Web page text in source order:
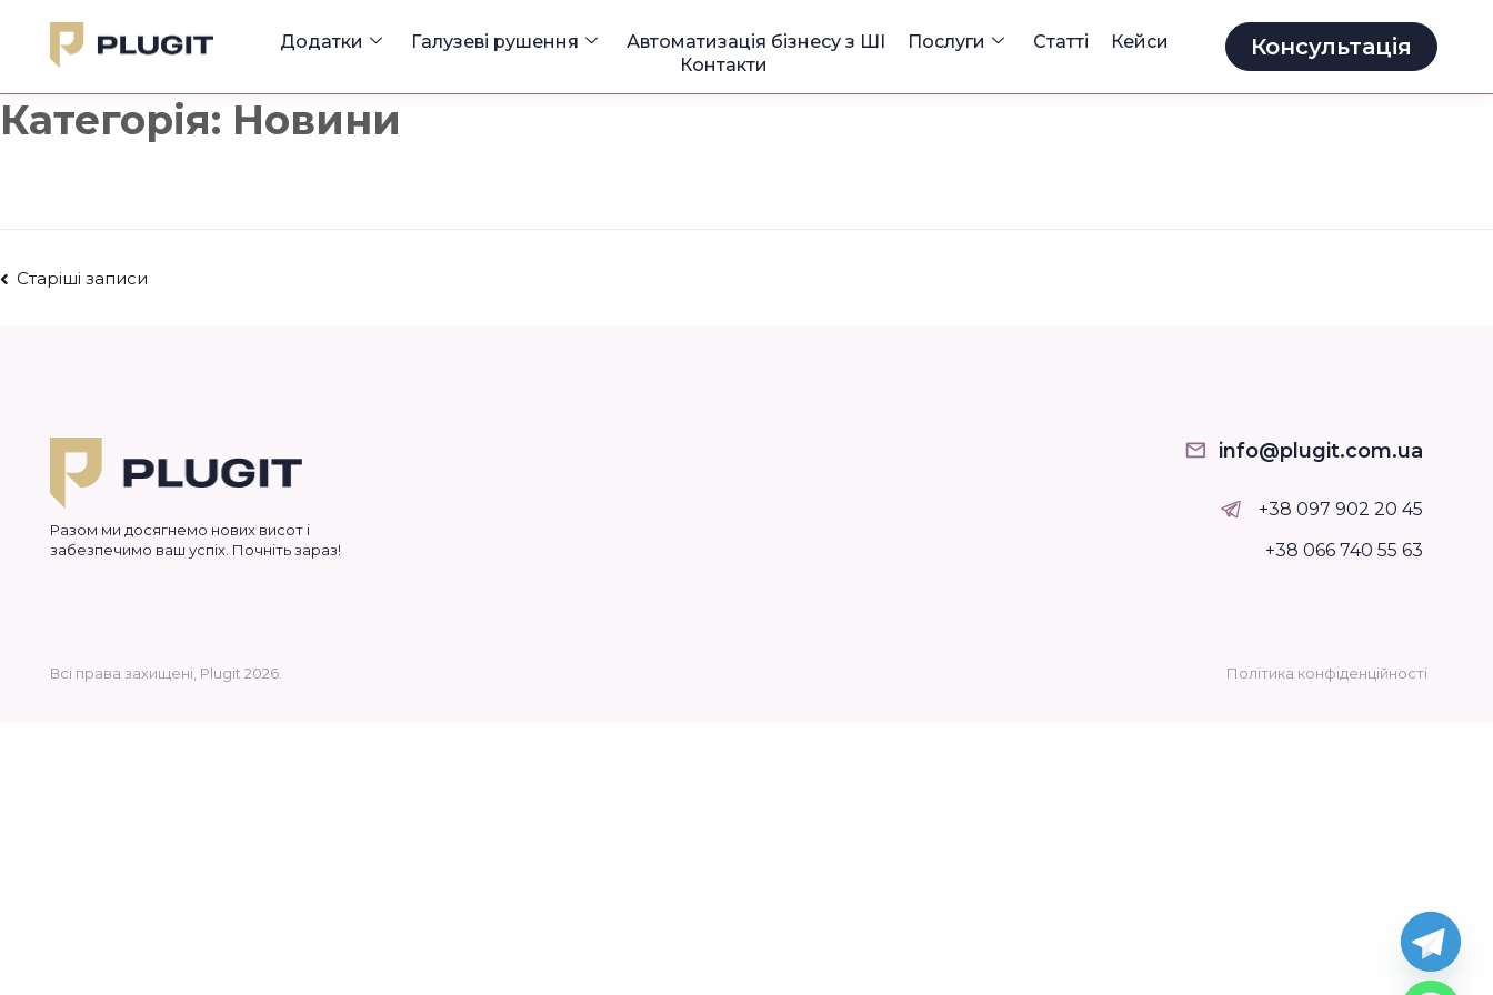
Додатки Галузеві рушення Автоматизація бізнесу з ШІ Послуги Статті
Кейси
Контакти
Консультація
Категорія: Новини
Старіші записи
Разом ми досягнемо нових висот і
забезпечимо ваш успіх. Почніть зараз!
info@plugit.com.ua
+38 097 902 20 45
+38 066 740 55 63
Всі права захищені, Plugit 2026. Політика конфіденційності